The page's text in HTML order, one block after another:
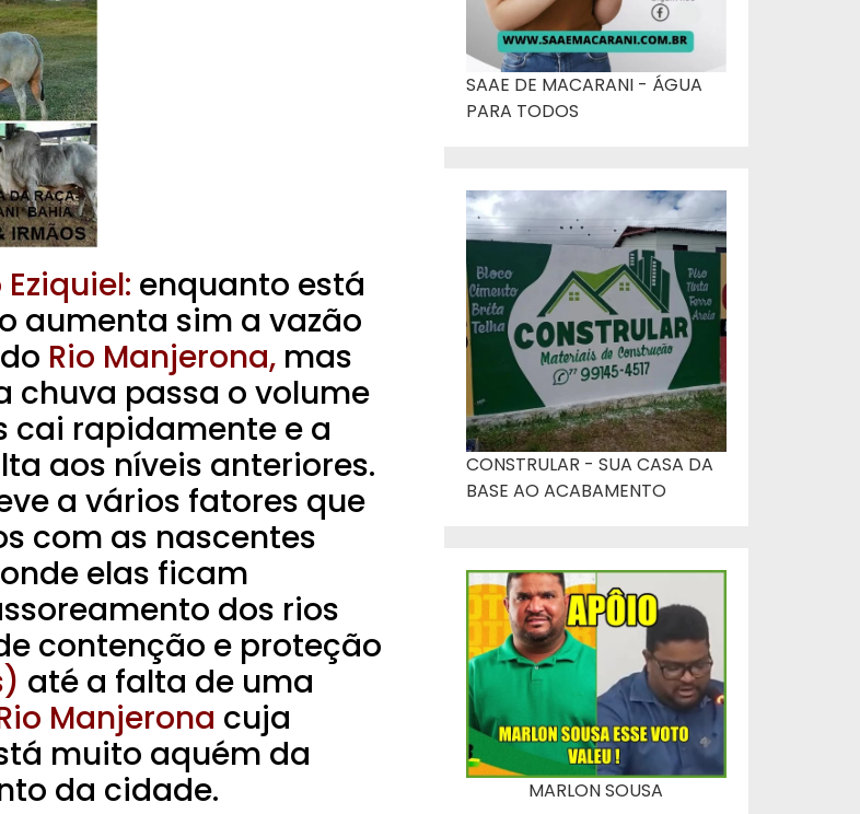
enquanto está
aumenta sim a vazão
Rio Manjerona, mas
chuva passa o volume
cai rapidamente e a
aos níveis anteriores.
a vários fatores que
com as nascentes
elas ficam
dos rios
contenção e proteção
até a falta de uma
Manjerona cuja
muito aquém da
da cidade.
SAAE DE MACARANI - ÁGUA
PARA TODOS
CONSTRULAR - SUA CASA DA
BASE AO ACABAMENTO
MARLON SOUSA